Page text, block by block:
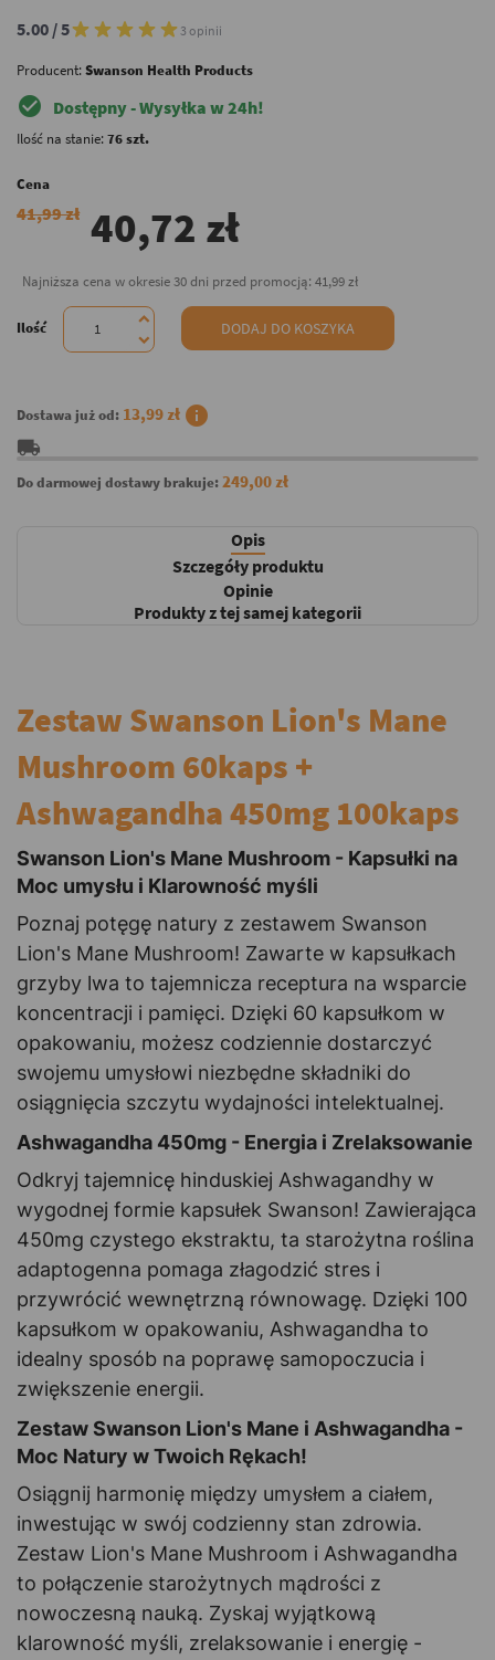
5.00 / 5 3 opinii
Producent:Swanson Health Products
check_circle Dostępny - Wysyłka w 24h!
Ilość na stanie:76 szt.
Cena
41,99 zł 40,72 zł
Najniższa cena w okresie 30 dni przed promocją: 41,99 zł
Ilość DODAJ DO KOSZYKA
Dostawa już od: 13,99 zł info
local_shipping
Do darmowej dostawy brakuje:249,00 zł
Opis
Szczegóły produktu
Opinie
Produkty z tej samej kategorii
Zestaw Swanson Lion's Mane
Mushroom 60kaps +
Ashwagandha 450mg 100kaps
Swanson Lion's Mane Mushroom - Kapsułki na
Moc umysłu i Klarowność myśli
Poznaj potęgę natury z zestawem Swanson
Lion's Mane Mushroom! Zawarte w kapsułkach
grzyby lwa to tajemnicza receptura na wsparcie
koncentracji i pamięci. Dzięki 60 kapsułkom w
opakowaniu, możesz codziennie dostarczyć
swojemu umysłowi niezbędne składniki do
osiągnięcia szczytu wydajności intelektualnej.
Ashwagandha 450mg - Energia i Zrelaksowanie
Odkryj tajemnicę hinduskiej Ashwagandhy w
wygodnej formie kapsułek Swanson! Zawierająca
450mg czystego ekstraktu, ta starożytna roślina
adaptogenna pomaga złagodzić stres i
przywrócić wewnętrzną równowagę. Dzięki 100
kapsułkom w opakowaniu, Ashwagandha to
idealny sposób na poprawę samopoczucia i
zwiększenie energii.
Zestaw Swanson Lion's Mane i Ashwagandha -
Moc Natury w Twoich Rękach!
Osiągnij harmonię między umysłem a ciałem,
inwestując w swój codzienny stan zdrowia.
Zestaw Lion's Mane Mushroom i Ashwagandha
to połączenie starożytnych mądrości z
nowoczesną nauką. Zyskaj wyjątkową
klarowność myśli, zrelaksowanie i energię -